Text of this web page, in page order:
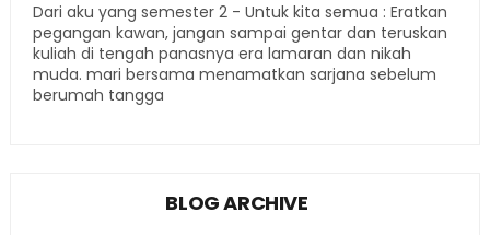
Dari aku yang semester 2 - Untuk kita semua : Eratkan
pegangan kawan, jangan sampai gentar dan teruskan
kuliah di tengah panasnya era lamaran dan nikah
muda. mari bersama menamatkan sarjana sebelum
berumah tangga
BLOG ARCHIVE